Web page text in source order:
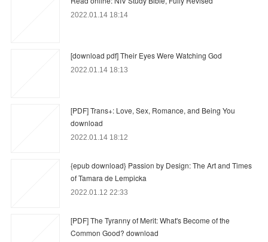
2022.01.14 18:14
[download pdf] Their Eyes Were Watching God
2022.01.14 18:13
[PDF] Trans+: Love, Sex, Romance, and Being You
download
2022.01.14 18:12
{epub download} Passion by Design: The Art and Times
of Tamara de Lempicka
2022.01.12 22:33
[PDF] The Tyranny of Merit: What's Become of the
Common Good? download